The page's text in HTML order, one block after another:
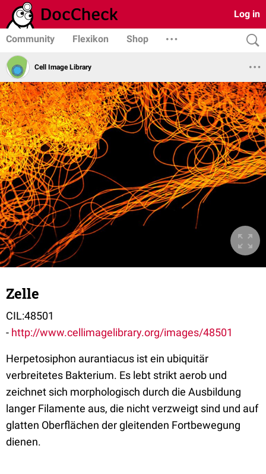
Log in
Community Flexikon Shop
Cell Image Library
Zelle
CIL:48501
- http://www.cellimagelibrary.org/images/48501
Herpetosiphon aurantiacus ist ein ubiquitär
verbreitetes Bakterium. Es lebt strikt aerob und
zeichnet sich morphologisch durch die Ausbildung
langer Filamente aus, die nicht verzweigt sind und auf
glatten Oberflächen der gleitenden Fortbewegung
dienen.